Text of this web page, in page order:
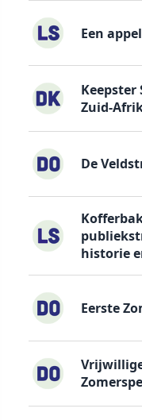
Een
Keepster
Zuid-
De
historie
Eerste